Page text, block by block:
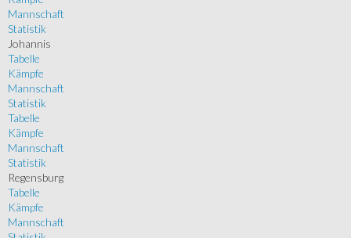
Mannschaft
Statistik
Johannis
Tabelle
Kämpfe
Mannschaft
Statistik
Tabelle
Kämpfe
Mannschaft
Statistik
Regensburg
Tabelle
Kämpfe
Mannschaft